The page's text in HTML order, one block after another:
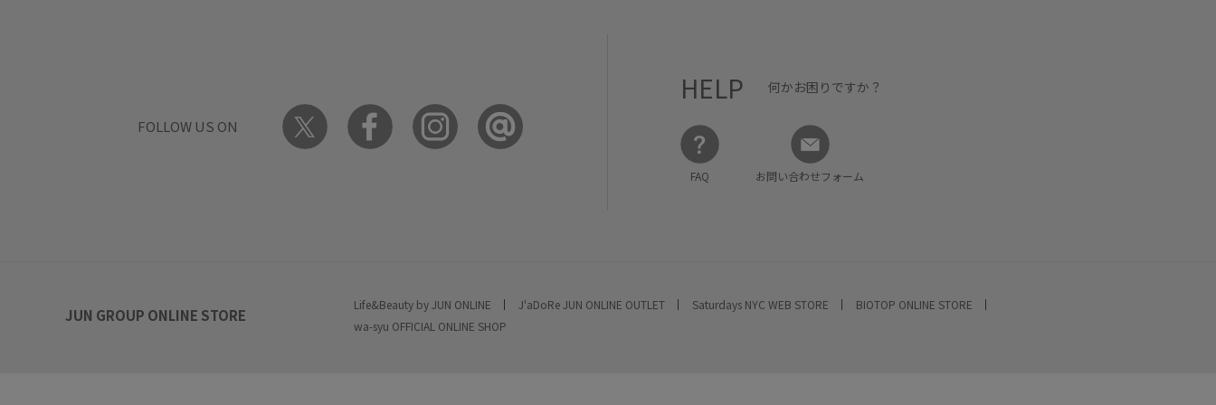
FOLLOW US ON
HELP 何かお困りですか？
FAQ お問い合わせフォーム
JUN GROUP ONLINE STORE
Life&Beauty by JUN ONLINE J'aDoRe JUN ONLINE OUTLET Saturdays NYC WEB STORE
BIOTOP ONLINE STORE
wa-syu OFFICIAL ONLINE SHOP